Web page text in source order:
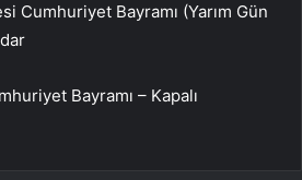
Cumhuriyet Bayramı (Yarım Gün
Bayramı – Kapalı